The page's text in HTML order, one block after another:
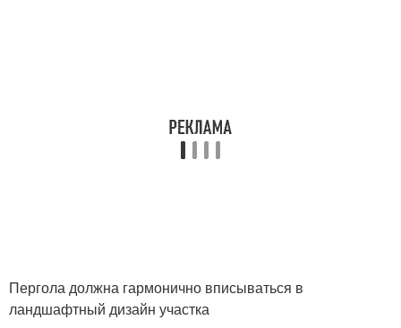
Пергола должна гармонично вписываться в
ландшафтный дизайн участка